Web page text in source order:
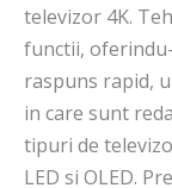
televizor 4K.
functii,
raspuns rapid,
in care sunt
tipuri de
LED si OLED.